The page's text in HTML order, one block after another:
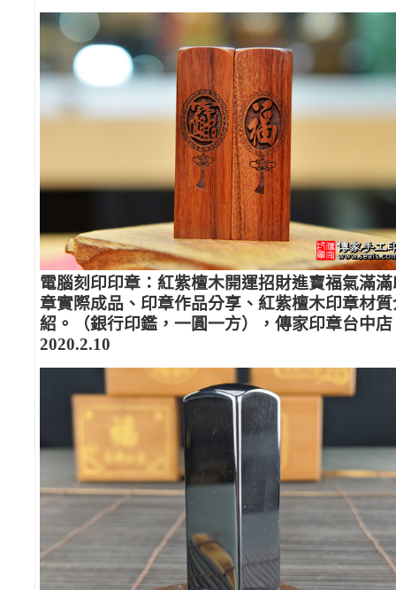
電腦刻印印章：紅紫檀木開運招財進寶福氣滿滿
章實際成品、印章作品分享、紅紫檀木印章材質
紹。（銀行印鑑，一圓一方），傳家印章台中店
2020.2.10